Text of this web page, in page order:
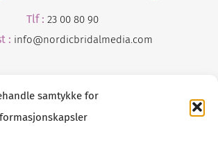
samtykke for
Tlf : 23 00 80 90
: info@nordicbridalmedia.com